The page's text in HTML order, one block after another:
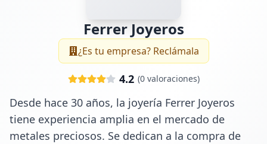
Ferrer Joyeros
¿Es tu empresa? Reclámala
4.2 (0valoraciones)
Desde hace 30 años, la joyería Ferrer Joyeros
tiene experiencia amplia en el mercado de
metales preciosos. Se dedican a la compra de